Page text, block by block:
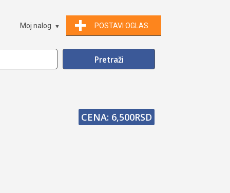
POSTAVI OGLAS
Moj nalog
CENA: 6,500RSD